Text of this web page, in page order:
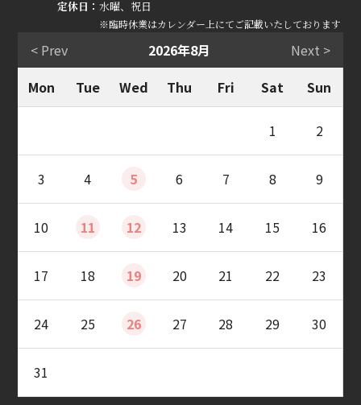
定休日：水曜、祝日
※臨時休業はカレンダー上にてご記載いたしております
< Prev 2026年8月
Next >
Mon
Tue Wed Thu Fri Sat Sun
1 2
3 4 5 6 7 8 9
10 11 12 13 14 15 16
17 18 19 20 21 22 23
24 25 26 27 28 29 30
31